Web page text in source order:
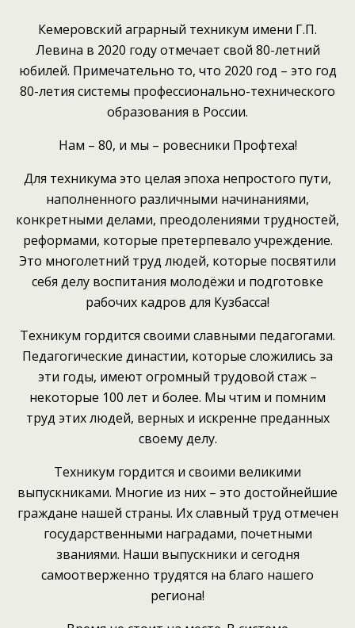
Кемеровский аграрный техникум имени Г.П.
Левина в 2020 году отмечает свой 80-летний
юбилей. Примечательно то, что 2020 год – это год
80-летия системы профессионально-технического
образования в России.
Нам – 80, и мы – ровесники Профтеха!
Для техникума это целая эпоха непростого пути,
наполненного различными начинаниями,
конкретными делами, преодолениями трудностей,
реформами, которые претерпевало учреждение.
Это многолетний труд людей, которые посвятили
себя делу воспитания молодёжи и подготовке
рабочих кадров для Кузбасса!
Техникум гордится своими славными педагогами.
Педагогические династии, которые сложились за
эти годы, имеют огромный трудовой стаж –
некоторые 100 лет и более. Мы чтим и помним
труд этих людей, верных и искренне преданных
своему делу.
Техникум гордится и своими великими
выпускниками. Многие из них – это достойнейшие
граждане нашей страны. Их славный труд отмечен
государственными наградами, почетными
званиями. Наши выпускники и сегодня
самоотверженно трудятся на благо нашего
региона!